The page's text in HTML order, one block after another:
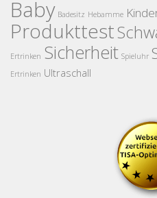
Baby Badesitz Hebamme
Produkttest
Ertrinken Sicherheit Spieluhr
Ertrinken Ultraschall